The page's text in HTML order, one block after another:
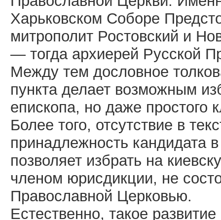
Харьковском Соборе
митрополит Ростовский и
— тогда архиерей Русской
Между тем дословное
пункта делает возможным
епископа, но даже простого
Более того, отсутствие в
принадлежность кандидата
позволяет избрать на
членом юрисдикции, не
Православной Церковью.
Естественно, такое